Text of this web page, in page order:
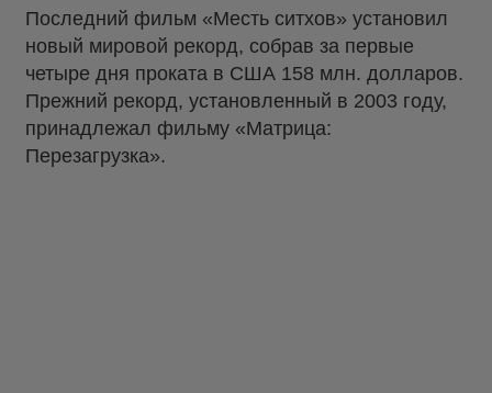
Последний фильм «Месть ситхов» установил
новый мировой рекорд, собрав за первые
четыре дня проката в США 158 млн. долларов.
Прежний рекорд, установленный в 2003 году,
принадлежал фильму «Матрица:
Перезагрузка».